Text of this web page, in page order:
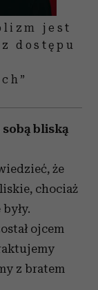
jest
dostępu
bliską
że
chociaż
ojcem
z bratem